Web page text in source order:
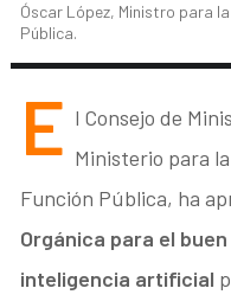
Óscar López, Ministro para
Pública.
E l Consejo de
Ministerio para
Función Pública, ha
Orgánica para el
inteligencia artificial